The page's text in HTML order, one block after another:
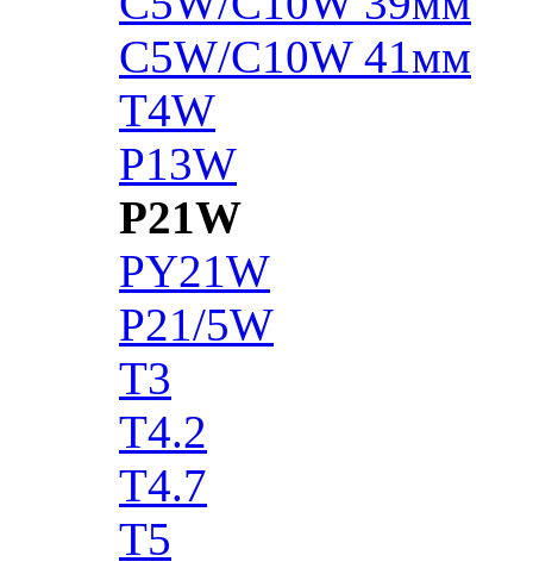
C5W/C10W 41мм
T4W
P13W
P21W
PY21W
P21/5W
T3
T4.2
T4.7
T5